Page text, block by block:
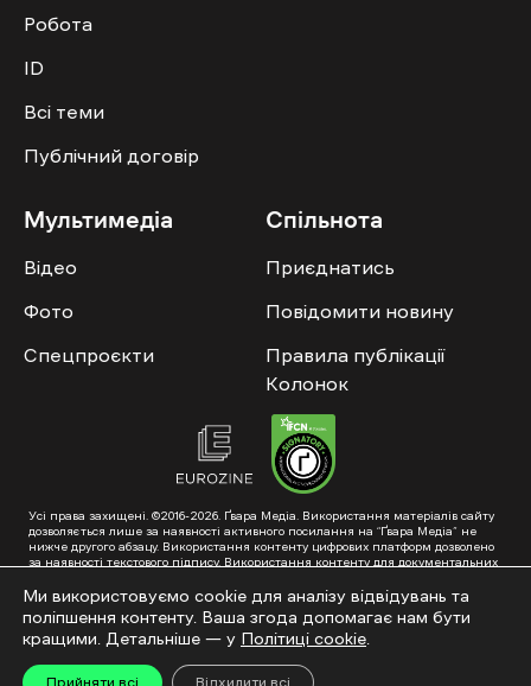
Робота
ID
Всі теми
Публічний договір
Мультимедіа
Відео
Фото
Спецпроєкти
Спільнота
Приєднатись
Повідомити новину
Правила публікації
Колонок
Усі права захищені. ©2016-2026. Ґвара Медіа. Використання матеріалів сайту
дозволяється лише за наявності активного посилання на “Ґвара Медіа” не
нижче другого абзацу. Використання контенту цифрових платформ дозволено
за наявності текстового підпису. Використання контенту для документальних
схвалення від редакції.
Суб’єкт у сфері онлайн-медіа; ідентифікатор медіа – R40-01353. Поштова
адреса: ГО «Ґвара Медіа», 61057, Харків, вул. Гоголя, 14, абонентська скринька
№7400
Підкинь нам тему на пошту – hello@gwaramedia.com
Ми використовуємо cookie для аналізу відвідувань та
поліпшення контенту. Ваша згода допомагає нам бути
кращими. Детальніше — у Політиці cookie
Прийняти всі Відхилити всі